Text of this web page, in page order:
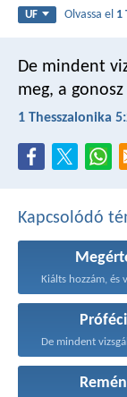
UF Olvassa el 1
De mindent
meg, a
1 Thesszalonika
Kapcsolódó